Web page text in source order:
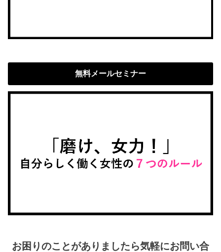
無料メールセミナー
お困りのことがありましたら気軽にお問い合